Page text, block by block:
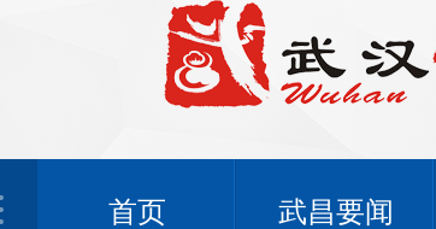
首页 武昌要闻